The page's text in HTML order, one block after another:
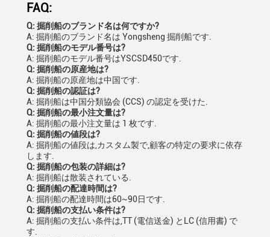
FAQ:
Q: 掘削船のブランド名は何ですか?
A: 掘削船のブランド名は Yongsheng 掘削船です.
Q: 掘削船のモデル番号は?
A: 掘削船のモデル番号はYSCSD450です.
Q: 掘削船の原産地は?
A: 掘削船の原産地は中国です.
Q: 掘削船の認証は?
A: 掘削船は中国分類協会 (CCS) の認定を受けた.
Q: 掘削船の最小注文量は?
A: 掘削船の最小注文量は 1 枚です.
Q: 掘削船の値段は?
A: 掘削船の値段は,カスタム製で,顧客の特定の要求に依存
します.
Q: 掘削船の包装の詳細は?
A: 掘削船は散装されている.
Q: 掘削船の配達時間は?
A: 掘削船の配達時間は60~90日です.
Q: 掘削船の支払い条件は?
A: 掘削船の支払い条件は,TT (電信送金) とLC (信用書) で
す.